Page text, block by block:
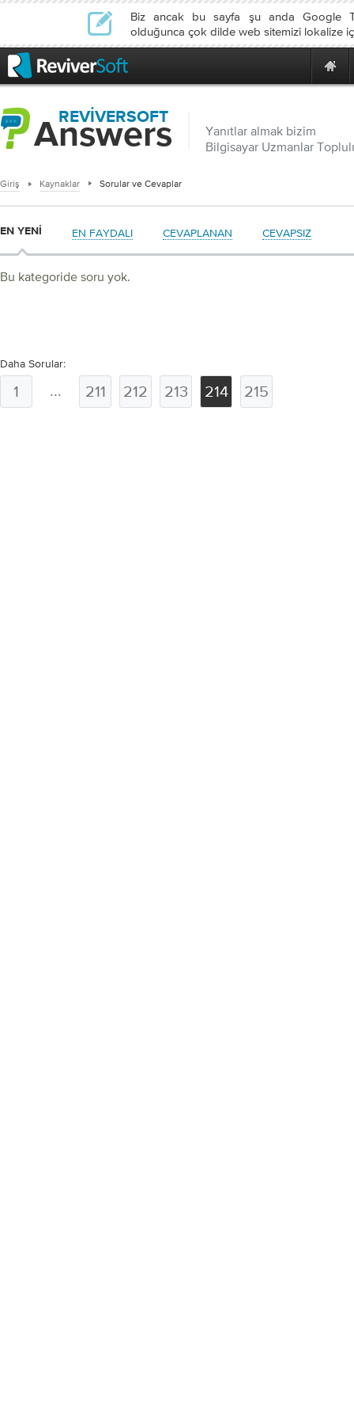
Biz ancak bu sayfa şu anda Google
olduğunca çok dilde web sitemizi lokalize
REVIVERSOFT
Answers
Yanıtlar almak bizim
Bilgisayar Uzmanlar
Giriş Kaynaklar Sorular ve Cevaplar
EN YENI EN FAYDALI CEVAPLANAN CEVAPSIZ
Bu kategoride soru yok.
Daha Sorular:
1 ... 211 212 213 214 215